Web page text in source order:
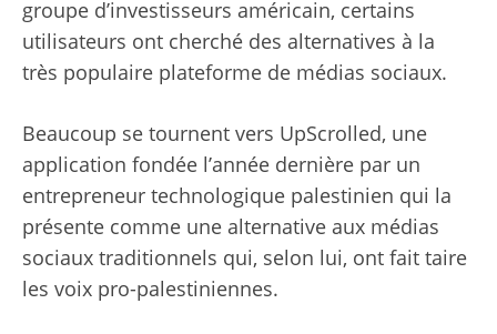
groupe d’investisseurs américain, certains
utilisateurs ont cherché des alternatives à la
très populaire plateforme de médias sociaux.
Beaucoup se tournent vers UpScrolled, une
application fondée l’année dernière par un
entrepreneur technologique palestinien qui la
présente comme une alternative aux médias
sociaux traditionnels qui, selon lui, ont fait taire
les voix pro-palestiniennes.